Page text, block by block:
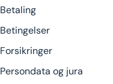
Betaling
Betingelser
Forsikringer
Persondata og jura